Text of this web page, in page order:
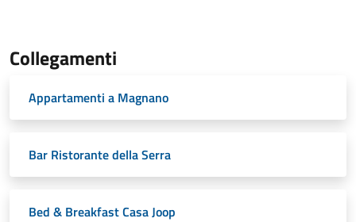
Collegamenti
Appartamenti a Magnano
Bar Ristorante della Serra
Bed & Breakfast Casa Joop